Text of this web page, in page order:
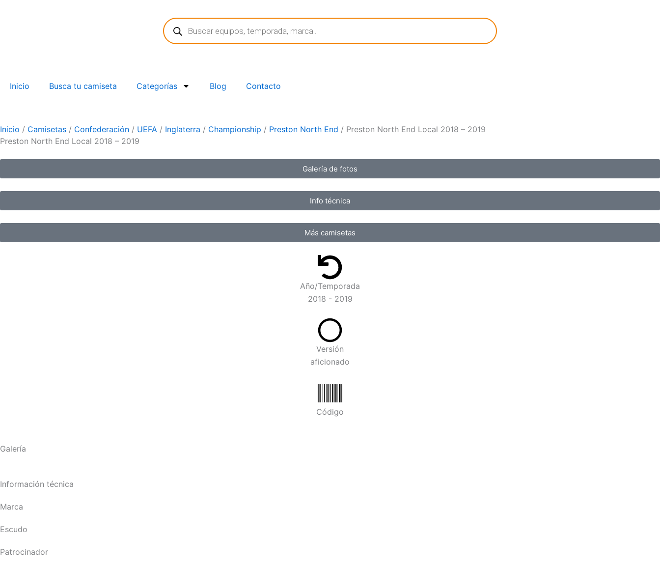
Búsqueda
de
productos
Inicio Busca tu camiseta Categorías Blog Contacto
Inicio / Camisetas / Confederación / UEFA / Inglaterra / Championship / Preston North End / Preston North End Local 2018 – 2019
Preston North End Local 2018 – 2019
Galería de fotos
Info técnica
Más camisetas
Año/Temporada
2018 - 2019
Versión
aficionado
Código
Galería
Información técnica
Marca
Escudo
Patrocinador